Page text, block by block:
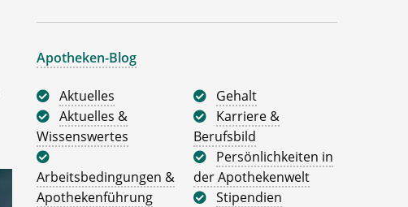
Apotheken-Blog
Aktuelles
Aktuelles &
Wissenswertes
Arbeitsbedingungen &
Apothekenführung
Gehalt
Karriere &
Berufsbild
Persönlichkeiten in
der Apothekenwelt
Stipendien